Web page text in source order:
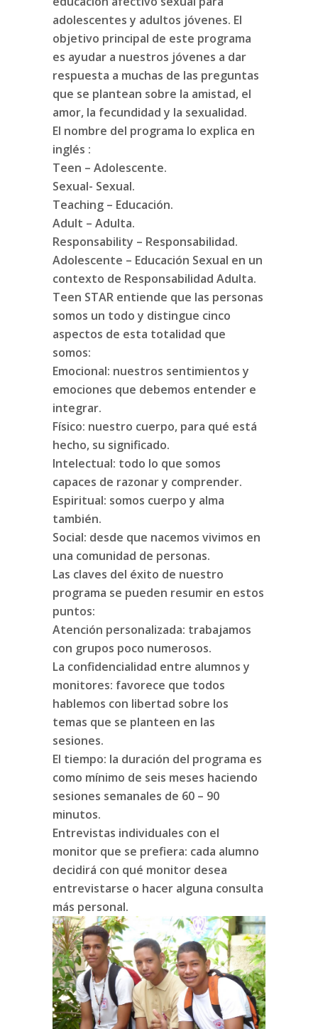
adolescentes y adultos jóvenes. El
objetivo principal de este programa
es ayudar a nuestros jóvenes a dar
respuesta a muchas de las preguntas
que se plantean sobre la amistad, el
amor, la fecundidad y la sexualidad.
El nombre del programa lo explica en
inglés :
Teen – Adolescente.
Sexual- Sexual.
Teaching – Educación.
Adult – Adulta.
Responsability – Responsabilidad.
Adolescente – Educación Sexual en un
contexto de Responsabilidad Adulta.
Teen STAR entiende que las personas
somos un todo y distingue cinco
aspectos de esta totalidad que
somos:
Emocional: nuestros sentimientos y
emociones que debemos entender e
integrar.
Físico: nuestro cuerpo, para qué está
hecho, su significado.
Intelectual: todo lo que somos
capaces de razonar y comprender.
Espiritual: somos cuerpo y alma
también.
Social: desde que nacemos vivimos en
una comunidad de personas.
Las claves del éxito de nuestro
programa se pueden resumir en estos
puntos:
Atención personalizada: trabajamos
con grupos poco numerosos.
La confidencialidad entre alumnos y
monitores: favorece que todos
hablemos con libertad sobre los
temas que se planteen en las
sesiones.
El tiempo: la duración del programa es
como mínimo de seis meses haciendo
sesiones semanales de 60 – 90
minutos.
Entrevistas individuales con el
monitor que se prefiera: cada alumno
decidirá con qué monitor desea
entrevistarse o hacer alguna consulta
más personal.